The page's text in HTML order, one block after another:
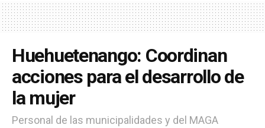
Huehuetenango: Coordinan
acciones para el desarrollo de
la mujer
Personal de las municipalidades y del MAGA